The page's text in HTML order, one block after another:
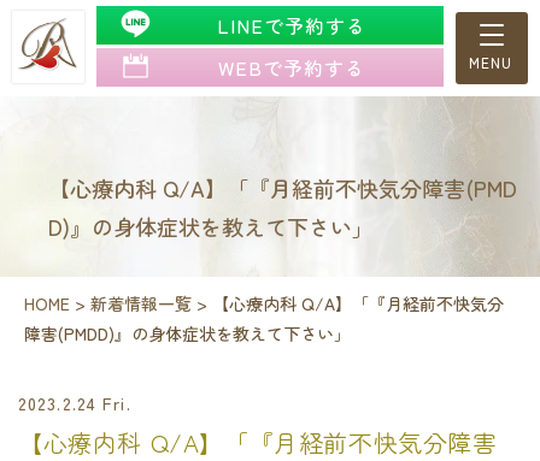
LINEで予約する
WEBで予約する
【心療内科 Q/A】「『月経前不快気分障害(PMD
D)』の身体症状を教えて下さい」
HOME > 新着情報一覧 >
【心療内科 Q/A】「『月経前不快気分
障害(PMDD)』の身体症状を教えて下さい」
2023.2.24 Fri.
【心療内科 Q/A】「『月経前不快気分障害